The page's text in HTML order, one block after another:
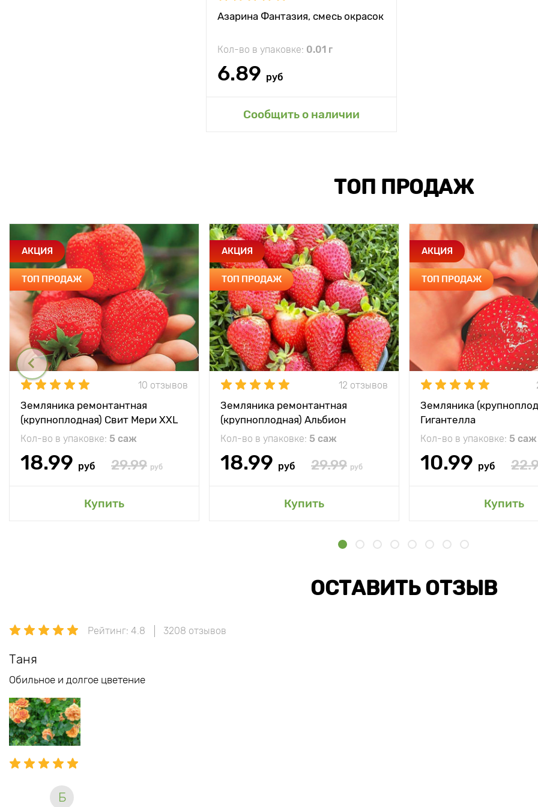
Азарина Фантазия, смесь окрасок
Кол-во в упаковке: 0.01 г
6.89 руб
Сообщить о наличии
ТОП ПРОДАЖ
АКЦИЯ
ТОП ПРОДАЖ
10 отзывов
Земляника ремонтантная
(крупноплодная) Свит Мери XXL
Кол-во в упаковке: 5 саж
18.99 руб 29.99 руб
Купить
АКЦИЯ
ТОП ПРОДАЖ
12 отзывов
Земляника ремонтантная
(крупноплодная) Альбион
Кол-во в упаковке: 5 саж
18.99 руб 29.99 руб
Купить
АКЦИЯ
ТОП ПРОДАЖ
Земляника
Гигантелла
Кол-во в упаковке: 5 саж
10.99 руб
Купить
ОСТАВИТЬ ОТЗЫВ
Рейтинг: 4.8 3208 отзывов
Таня
Обильное и долгое цветение
Б